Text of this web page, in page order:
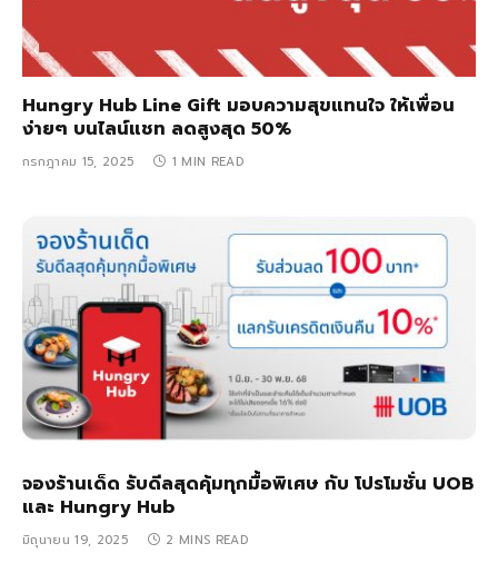
Hungry Hub Line Gift มอบความสุขแทนใจ ให้เพื่อน
ง่ายๆ บนไลน์แชท ลดสูงสุด 50%
กรกฎาคม 15, 2025 1 MIN READ
จองร้านเด็ด รับดีลสุดคุ้มทุกมื้อพิเศษ กับ โปรโมชั่น UOB
และ Hungry Hub
มิถุนายน 19, 2025 2 MINS READ